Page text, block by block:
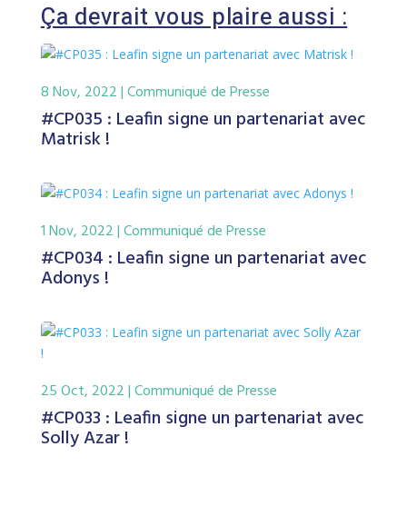
Ça devrait vous plaire aussi :
#CP035 : Leafin signe un partenariat avec
Matrisk !
8 Nov, 2022|Communiqué de Presse
#CP034 : Leafin signe un partenariat avec
Adonys !
1 Nov, 2022|Communiqué de Presse
#CP033 : Leafin signe un partenariat avec
Solly Azar !
25 Oct, 2022|Communiqué de Presse